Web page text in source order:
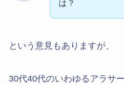
は？
という意見もありますが、
30代40代のいわゆるアラサ